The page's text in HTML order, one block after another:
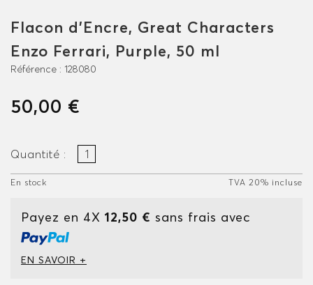
Flacon d'Encre, Great Characters
Enzo Ferrari, Purple, 50 ml
Référence : 128080
50,00 €
Quantité :
En stock TVA 20% incluse
Payez en 4X 12,50 € sans frais avec
EN SAVOIR +